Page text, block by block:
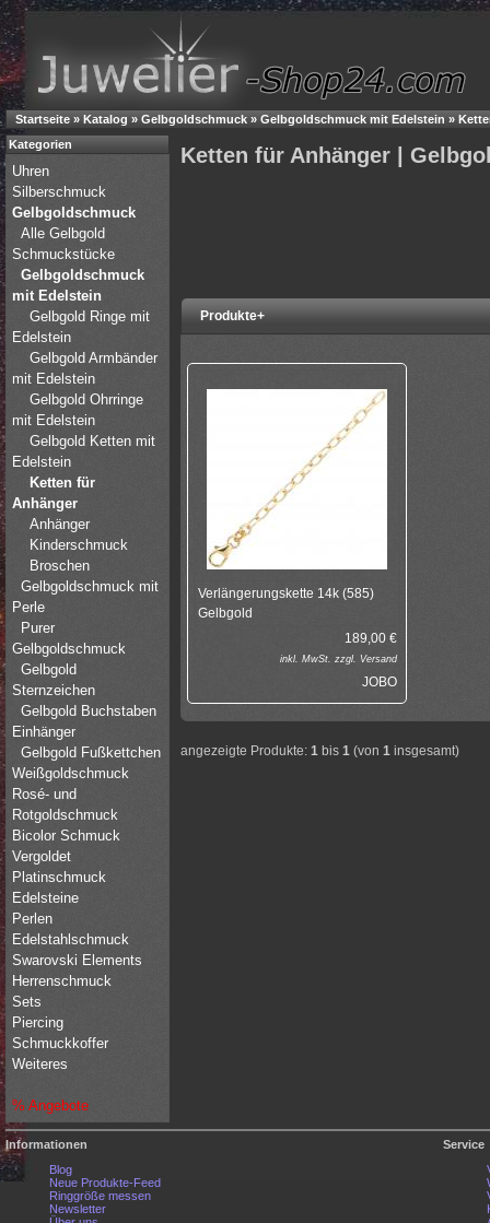
Startseite » Katalog » Gelbgoldschmuck » Gelbgoldschmuck mit Edelstein »
Ketten für Anhänger |
Produkte+
Verlängerungskette 14k (585)
Gelbgold
189,00 €
inkl. MwSt. zzgl. Versand
JOBO
angezeigte Produkte: 1 bis 1 (von 1 insgesamt)
Kategorien
Uhren
Silberschmuck
Gelbgoldschmuck
Alle Gelbgold
Schmuckstücke
Gelbgoldschmuck
mit Edelstein
Gelbgold Ringe mit
Edelstein
Gelbgold Armbänder
mit Edelstein
Gelbgold Ohrringe
mit Edelstein
Gelbgold Ketten mit
Edelstein
Ketten für
Anhänger
Anhänger
Kinderschmuck
Broschen
Gelbgoldschmuck mit
Perle
Purer
Gelbgoldschmuck
Gelbgold
Sternzeichen
Gelbgold Buchstaben
Einhänger
Gelbgold Fußkettchen
Weißgoldschmuck
Rosé- und
Rotgoldschmuck
Bicolor Schmuck
Vergoldet
Platinschmuck
Edelsteine
Perlen
Edelstahlschmuck
Swarovski Elements
Herrenschmuck
Sets
Piercing
Schmuckkoffer
Weiteres
% Angebote
Informationen
Blog
Neue Produkte-Feed
Ringgröße messen
Newsletter
Service